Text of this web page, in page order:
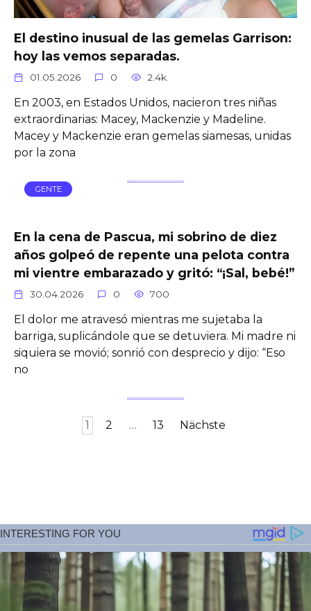
El destino inusual de las gemelas Garrison:
hoy las vemos separadas.
01.05.2026 0 2.4k.
En 2003, en Estados Unidos, nacieron tres niñas
extraordinarias: Macey, Mackenzie y Madeline.
Macey y Mackenzie eran gemelas siamesas, unidas
por la zona
GENTE
En la cena de Pascua, mi sobrino de diez
años golpeó de repente una pelota contra
mi vientre embarazado y gritó: “¡Sal, bebé!”
30.04.2026 0 700
El dolor me atravesó mientras me sujetaba la
barriga, suplicándole que se detuviera. Mi madre ni
siquiera se movió; sonrió con desprecio y dijo: “Eso
no
Seitennummerierung
1 2 … 13 Nächste